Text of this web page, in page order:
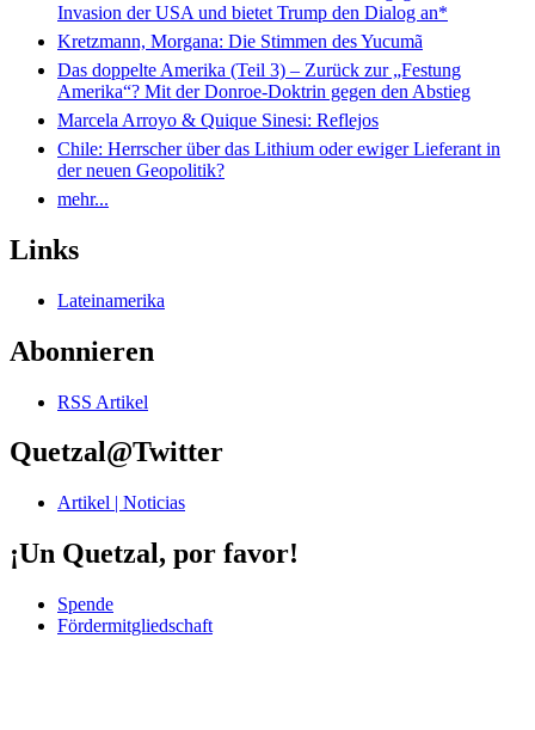
Invasion der USA und bietet Trump den Dialog an*
Kretzmann, Morgana: Die Stimmen des Yucumã
Das doppelte Amerika (Teil 3) – Zurück zur „Festung
Amerika“? Mit der Donroe-Doktrin gegen den Abstieg
Marcela Arroyo & Quique Sinesi: Reflejos
Chile: Herrscher über das Lithium oder ewiger Lieferant in
der neuen Geopolitik?
mehr...
Links
Lateinamerika
Abonnieren
RSS Artikel
Quetzal@Twitter
Artikel | Noticias
¡Un Quetzal, por favor!
Spende
Fördermitgliedschaft